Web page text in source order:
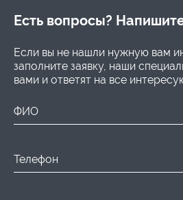
Есть вопросы?
Если вы не нашли нужную вам
заполните заявку, наши
вами и ответят на все
ФИО
Телефон